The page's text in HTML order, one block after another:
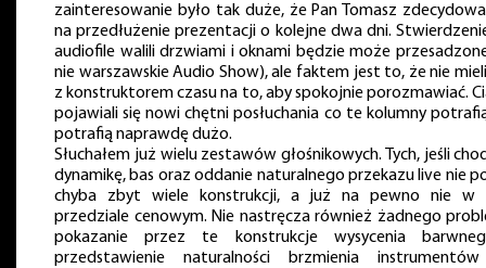
zainteresowanie było tak duże, że Pan Tomasz
na przedłużenie prezentacji o kolejne dwa dni.
audiofile walili drzwiami i oknami będzie może
nie warszawskie Audio Show), ale faktem jest to, że nie
z konstruktorem czasu na to, aby spokojnie porozmawiać.
pojawiali się nowi chętni posłuchania co te kolumny
potrafią naprawdę dużo.
Słuchałem już wielu zestawów głośnikowych. Tych, jeśli
dynamikę, bas oraz oddanie naturalnego przekazu live nie
chyba zbyt wiele konstrukcji, a już na pewno nie w
przedziale cenowym. Nie nastręcza również żadnego
pokazanie przez te konstrukcje wysycenia
przedstawienie naturalności brzmienia